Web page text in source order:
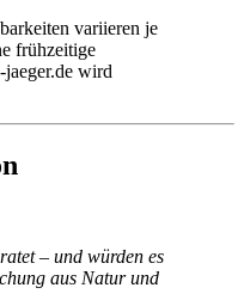
variieren je
frühzeitige
wird
– und würden es
aus Natur und